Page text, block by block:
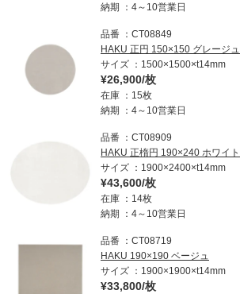
納期
4～10営業日
品番
CT08849
HAKU 正円 150×150 グレージュ
サイズ
1500×1500×t14mm
¥26,900/枚
在庫
15枚
納期
4～10営業日
品番
CT08909
HAKU 正楕円 190×240 ホワイト
サイズ
1900×2400×t14mm
¥43,600/枚
在庫
14枚
納期
4～10営業日
品番
CT08719
HAKU 190×190 ベージュ
サイズ
1900×1900×t14mm
¥33,800/枚